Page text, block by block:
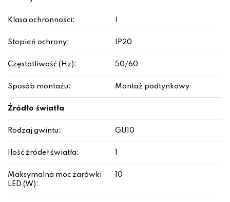
Klasa ochronności:
Stopień ochrony: IP20
Częstotliwość (Hz): 50/60
Sposób montażu: Montaż podtynkowy
Źródło światła
Rodzaj gwintu: GU10
Ilość źródeł światła:
Maksymalna moc żarówki
LED (W):
10